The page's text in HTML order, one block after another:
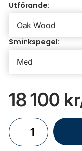
Utförande:
Sminkspegel:
18 100 kr